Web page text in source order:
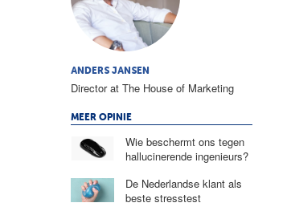
ANDERS JANSEN
Director at The House of Marketing
MEER OPINIE
Wie beschermt ons tegen
hallucinerende ingenieurs?
De Nederlandse klant als
beste stresstest